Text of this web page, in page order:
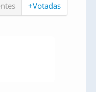
+Votadas